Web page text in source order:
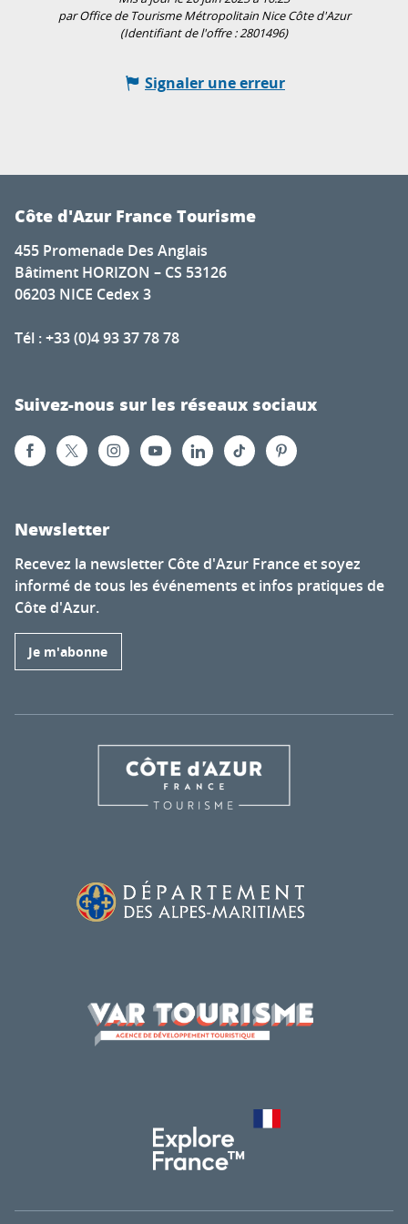
par Office de Tourisme Métropolitain Nice Côte d'Azur
(Identifiant de l'offre :2801496)
Signaler une erreur
Côte d'Azur France Tourisme
455 Promenade Des Anglais
Bâtiment HORIZON – CS 53126
06203 NICE Cedex 3
Tél : +33 (0)4 93 37 78 78
Suivez-nous sur les réseaux sociaux
Newsletter
Recevez la newsletter Côte d'Azur France et soyez
informé de tous les événements et infos pratiques de
Côte d'Azur.
Je m'abonne